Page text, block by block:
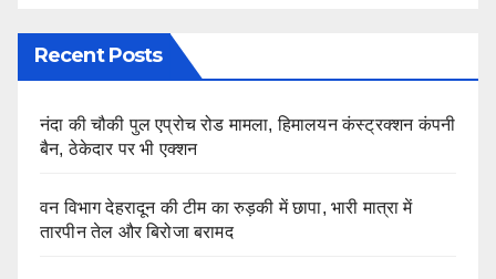
Recent Posts
नंदा की चौकी पुल एप्रोच रोड मामला, हिमालयन कंस्ट्रक्शन कंपनी
बैन, ठेकेदार पर भी एक्शन
वन विभाग देहरादून की टीम का रुड़की में छापा, भारी मात्रा में
तारपीन तेल और बिरोजा बरामद